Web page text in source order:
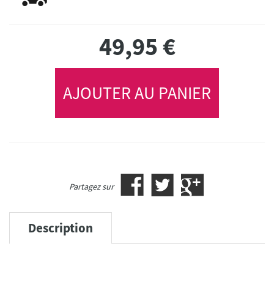
49,95€
AJOUTER AU PANIER
Partagez sur
Description